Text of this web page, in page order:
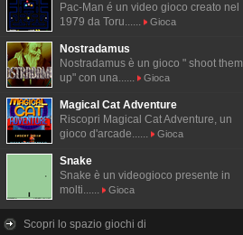
Pac-Man é un video gioco creato nel
1979 da Toru......
Gioca
Nostradamus
Nostradamus è un gioco " shoot them
up" con una......
Gioca
Magical Cat Adventure
Riscopri Magical Cat Adventure, un
gioco d'arcade......
Gioca
Snake
Snake è un videogioco presente in
molti......
Gioca
Scopri lo spazio giochi di